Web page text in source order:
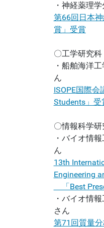
・神経薬理
第66回日本
賞」受賞
〇工学研究科
・船舶海洋
ん
ISOPE国際
Students」受
〇情報科学研
・バイオ情
ん
13th
Engineering
「Best
・バイオ情
さん
第71回質量